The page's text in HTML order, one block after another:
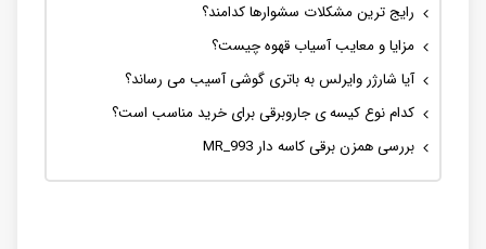
رایج ترین مشکلات سشوارها کدامند؟
مزایا و معایب آسیاب قهوه چیست؟
آیا شارژر وایرلس به باتری گوشی آسیب می رساند؟
کدام نوع کیسه ی جاروبرقی برای خرید مناسب است؟
بررسی همزن برقی کاسه دار MR_993